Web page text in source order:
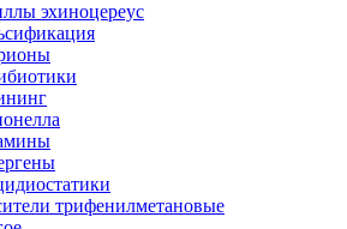
эхиноцереус
трифенилметановые